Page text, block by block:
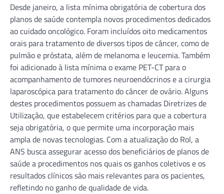
Desde janeiro, a lista mínima obrigatória de cobertura dos
planos de saúde contempla novos procedimentos dedicados
ao cuidado oncológico. Foram incluídos oito medicamentos
orais para tratamento de diversos tipos de câncer, como de
pulmão e próstata, além de melanoma e leucemia. Também
foi adicionado à lista mínima o exame PET-CT para o
acompanhamento de tumores neuroendócrinos e a cirurgia
laparoscópica para tratamento do câncer de ovário. Alguns
destes procedimentos possuem as chamadas Diretrizes de
Utilização, que estabelecem critérios para que a cobertura
seja obrigatória, o que permite uma incorporação mais
ampla de novas tecnologias. Com a atualização do Rol, a
ANS busca assegurar acesso dos beneficiários de planos de
saúde a procedimentos nos quais os ganhos coletivos e os
resultados clínicos são mais relevantes para os pacientes,
refletindo no ganho de qualidade de vida.